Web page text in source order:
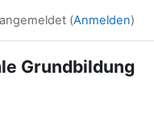
(Anmelden)
Grundbildung